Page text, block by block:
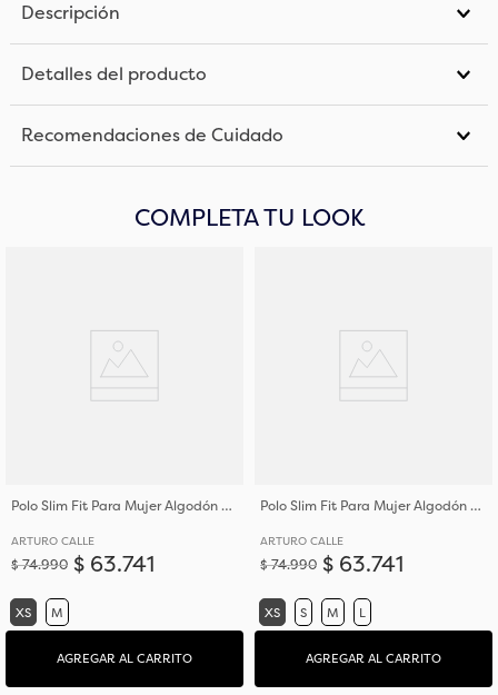
Descripción
Detalles del producto
Recomendaciones de Cuidado
COMPLETA TU LOOK
Polo Slim Fit Para Mujer Algodón de Tejido de Punto
ARTURO CALLE
$74.990 $ 63.741
XS M
AGREGAR AL CARRITO
Polo Slim Fit Para Mujer Algodón de Tejido de Punto
ARTURO CALLE
$74.990 $ 63.741
XS S M L
AGREGAR AL CARRITO